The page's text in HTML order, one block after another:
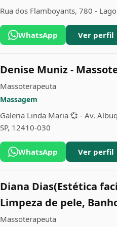
Rua dos Flamboyants, 780 -
WhatsApp Ver perfil
Denise Muniz -
Massoterapeuta
Massagem
Galeria Linda Maria 💞 - Av.
SP, 12410-030
WhatsApp Ver perfil
Diana Dias(Estética
Limpeza de pele,
Massoterapeuta